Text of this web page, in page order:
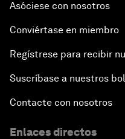
Asóciese con nosotros
Conviértase en miembro
Regístrese para recibir
Suscríbase a nuestros
Contacte con nosotros
Enlaces directos